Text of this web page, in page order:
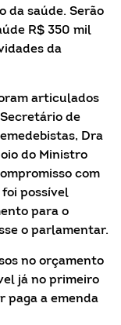
da saúde. Serão
R$ 350 mil
da
articulados
de
Dra
do Ministro
com
possível
para o
o parlamentar.
no orçamento
já no primeiro
paga a emenda